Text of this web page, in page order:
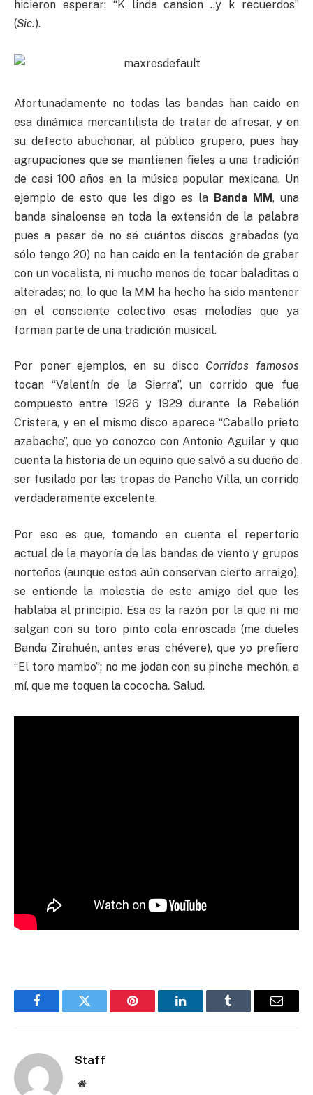
hicieron esperar: “K linda cansion ..y k recuerdos”
(Sic.).
Afortunadamente no todas las bandas han caído en
esa dinámica mercantilista de tratar de afresar, y en
su defecto abuchonar, al público grupero, pues hay
agrupaciones que se mantienen fieles a una tradición
de casi 100 años en la música popular mexicana. Un
ejemplo de esto que les digo es la Banda MM, una
banda sinaloense en toda la extensión de la palabra
pues a pesar de no sé cuántos discos grabados (yo
sólo tengo 20) no han caído en la tentación de grabar
con un vocalista, ni mucho menos de tocar baladitas o
alteradas; no, lo que la MM ha hecho ha sido mantener
en el consciente colectivo esas melodías que ya
forman parte de una tradición musical.
Por poner ejemplos, en su disco Corridos famosos
tocan “Valentín de la Sierra”, un corrido que fue
compuesto entre 1926 y 1929 durante la Rebelión
Cristera, y en el mismo disco aparece “Caballo prieto
azabache”, que yo conozco con Antonio Aguilar y que
cuenta la historia de un equino que salvó a su dueño de
ser fusilado por las tropas de Pancho Villa, un corrido
verdaderamente excelente.
Por eso es que, tomando en cuenta el repertorio
actual de la mayoría de las bandas de viento y grupos
norteños (aunque estos aún conservan cierto arraigo),
se entiende la molestia de este amigo del que les
hablaba al principio. Esa es la razón por la que ni me
salgan con su toro pinto cola enroscada (me dueles
Banda Zirahuén, antes eras chévere), que yo prefiero
“El toro mambo”; no me jodan con su pinche mechón, a
mí, que me toquen la cococha. Salud.
FacebookTwitter Pinterest LinkedInTumblr Email
Staff
Website